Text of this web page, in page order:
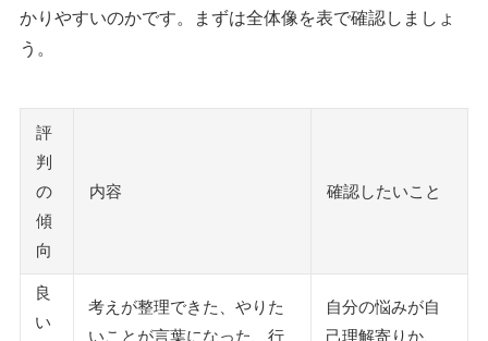
かりやすいのかです。まずは全体像を表で確認しましょ
う。
評
判
の
傾
向
内容 確認したいこと
良
い
考えが整理できた、やりた
いことが言葉になった、行
自分の悩みが自
己理解寄りか、